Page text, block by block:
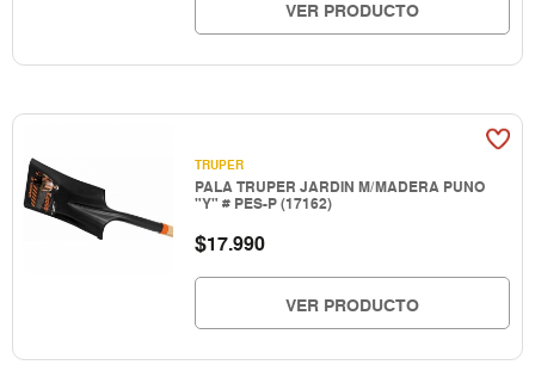
VER PRODUCTO
TRUPER
PALA TRUPER JARDIN M/MADERA PUNO
"Y" # PES-P (17162)
$17.990
VER PRODUCTO